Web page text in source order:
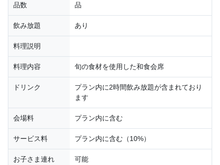
品数 品
飲み放題 あり
料理説明
料理内容 旬の食材を使用した和食会席
ドリンク
プラン内に2時間飲み放題が含まれており
ます
会場料 プラン内に含む
サービス料 プラン内に含む（10%）
お子さま連れ 可能